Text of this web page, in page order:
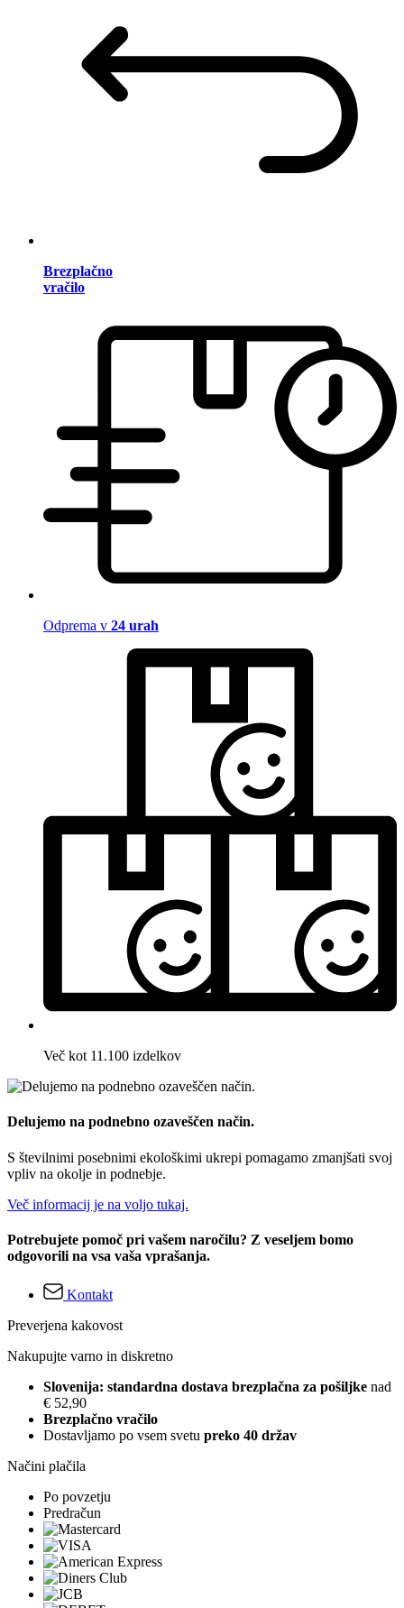
Brezplačno
vračilo
Odprema v 24 urah
Več kot 11.100 izdelkov
Delujemo na podnebno ozaveščen način.
S številnimi posebnimi ekološkimi ukrepi pomagamo zmanjšati svoj
vpliv na okolje in podnebje.
Več informacij je na voljo tukaj.
Potrebujete pomoč pri vašem naročilu? Z veseljem bomo
odgovorili na vsa vaša vprašanja.
Kontakt
Preverjena kakovost
Nakupujte varno in diskretno
Slovenija: standardna dostava brezplačna za pošiljke nad
€ 52,90
Brezplačno vračilo
Dostavljamo po vsem svetu preko 40 držav
Načini plačila
Po povzetju
Predračun